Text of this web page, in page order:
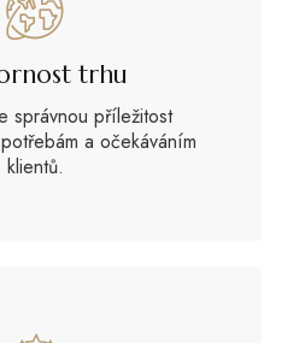
trhu
správnou příležitost
a očekáváním
klientů.